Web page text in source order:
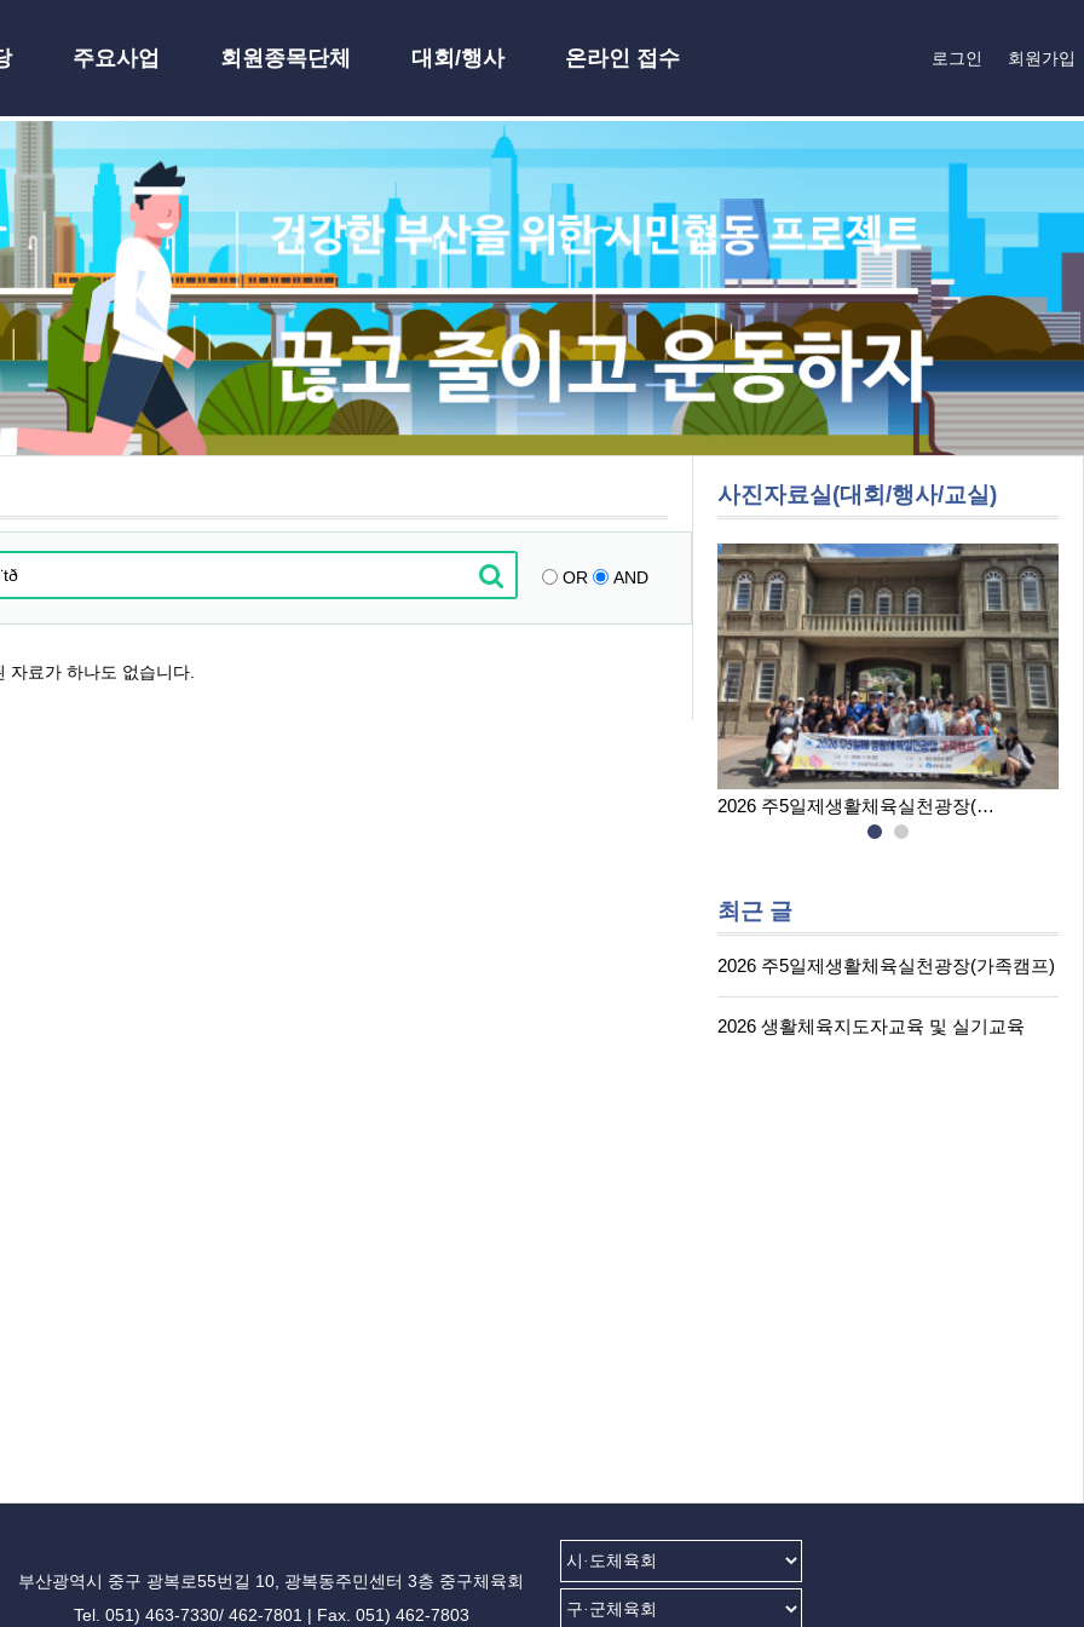
주요사업 회원종목단체 대회/행사 온라인 접수 로그인 회원가입
OR AND
자료가 하나도 없습니다.
사진자료실(대회/행사/교실)
2026 주5일제생활체육실천광장(…
최근 글
2026 주5일제생활체육실천광장(가족캠프)
2026 생활체육지도자교육 및 실기교육
부산광역시 중구 광복로55번길 10, 광복동주민센터 3층 중구체육회
Tel. 051) 463-7330/ 462-7801 | Fax. 051) 462-7803